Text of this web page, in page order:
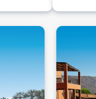
sein. Ebenfalls einen